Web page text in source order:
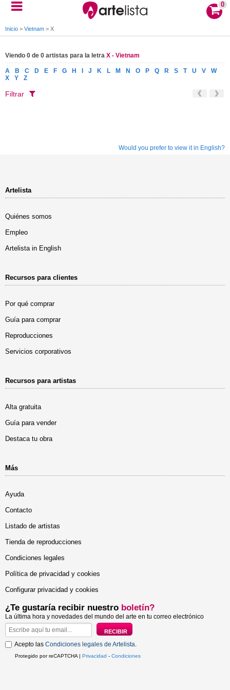
0
Inicio > Vietnam > X
Viendo 0 de 0 artistas para la letra X - Vietnam
A B C D E F G H J K L M N O P Q R S T U V
W
X
Y Z
Filtrar
Would you prefer to view it in English?
Artelista
Quiénes somos
Empleo
Artelista in English
Recursos para clientes
Por qué comprar
Guía para comprar
Reproducciones
Servicios corporativos
Recursos para artistas
Alta gratuita
Guía para vender
Destaca tu obra
Más
Ayuda
Contacto
Listado de artistas
Tienda de reproducciones
Condiciones legales
Política de privacidad y cookies
Configurar privacidad y cookies
¿Te gustaría recibir nuestro boletín?
La última hora y novedades del mundo del arte en tu correo electrónico
Acepto las Condiciones legales de Artelista.
Protegido por reCAPTCHA | Privacidad - Condiciones